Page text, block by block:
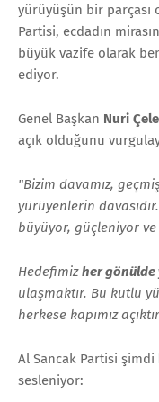
yürüyüşün bir parçası
Partisi, ecdadın
büyük vazife olarak
ediyor.
Genel Başkan Nuri
açık olduğunu
"Bizim davamız,
yürüyenlerin
büyüyor, güçleniyor ve
Hedefimizher gönülde
ulaşmaktır. Bu kutlu
herkese kapımız
Al Sancak Partisi şimdi
sesleniyor: